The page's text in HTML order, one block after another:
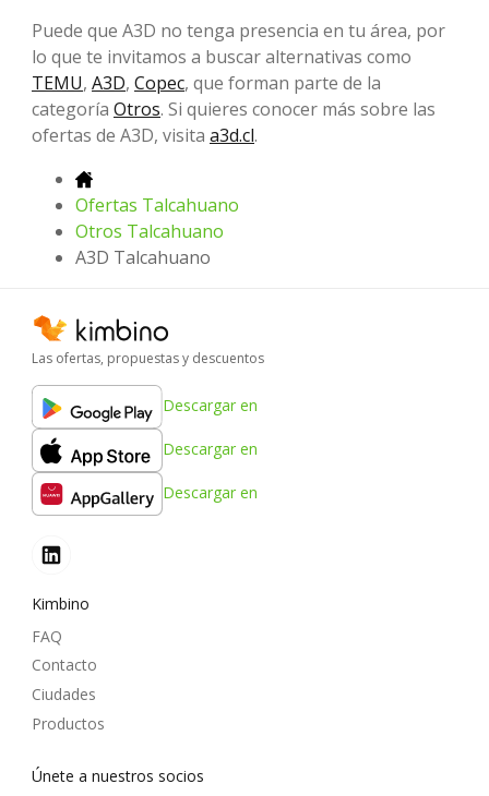
Puede que A3D no tenga presencia en tu área, por
lo que te invitamos a buscar alternativas como
TEMU, A3D, Copec, que forman parte de la
categoría Otros. Si quieres conocer más sobre las
ofertas de A3D, visita a3d.cl.
Ofertas Talcahuano
Otros Talcahuano
A3D Talcahuano
Las ofertas, propuestas y descuentos
Descargar en
Descargar en
Descargar en
Kimbino
FAQ
Contacto
Ciudades
Productos
Únete a nuestros socios